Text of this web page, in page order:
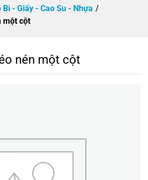
Bì - Giấy - Cao Su - Nhựa /
một cột
nén một cột